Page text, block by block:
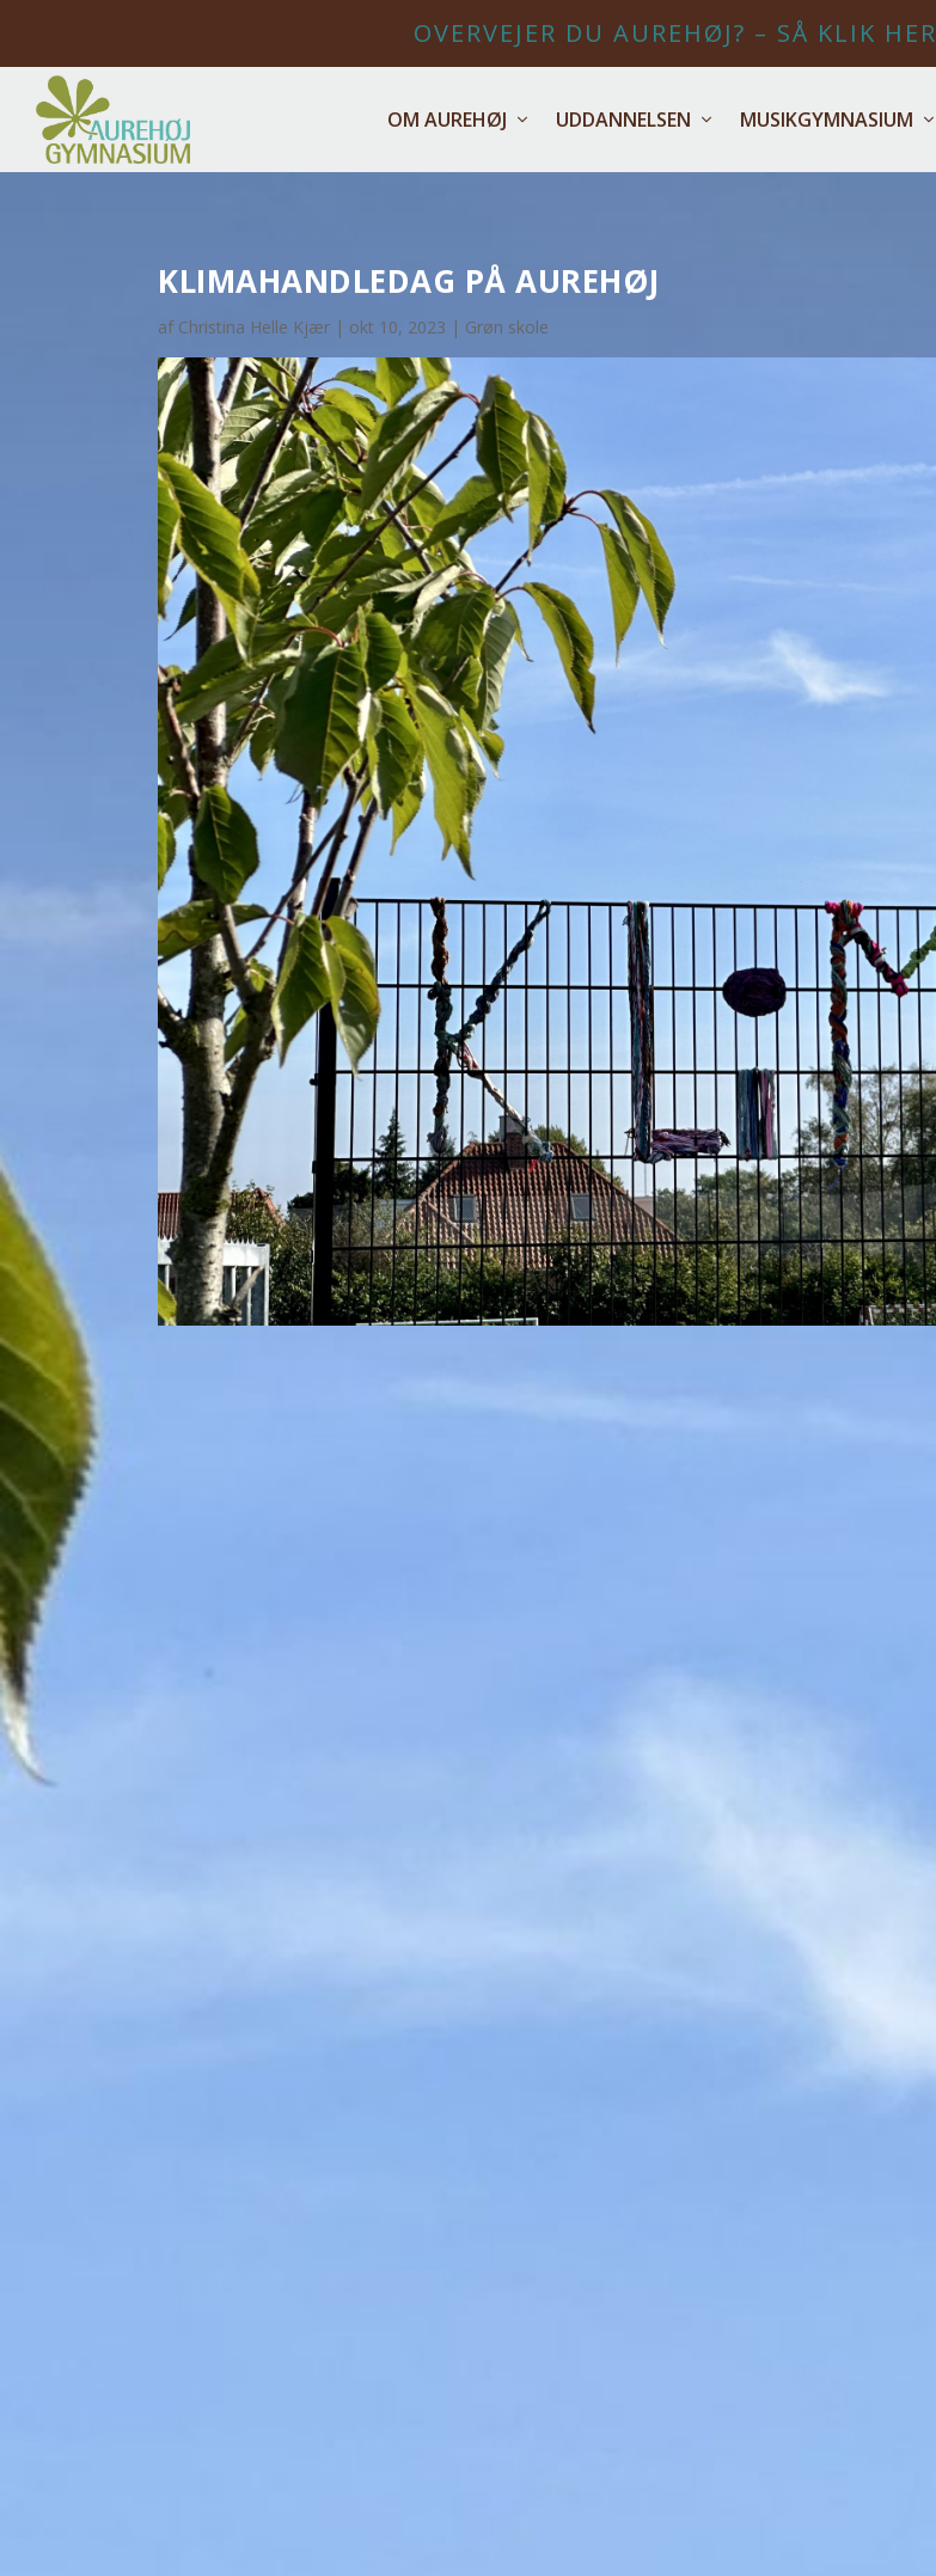
OVERVEJER DU AUREHØJ? – SÅ KLIK HER
OM AUREHØJ UDDANNELSEN MUSIKGYMNASIUM
KLIMAHANDLEDAG PÅ AUREHØJ
af Christina Helle Kjær | okt 10, 2023 | Grøn skole